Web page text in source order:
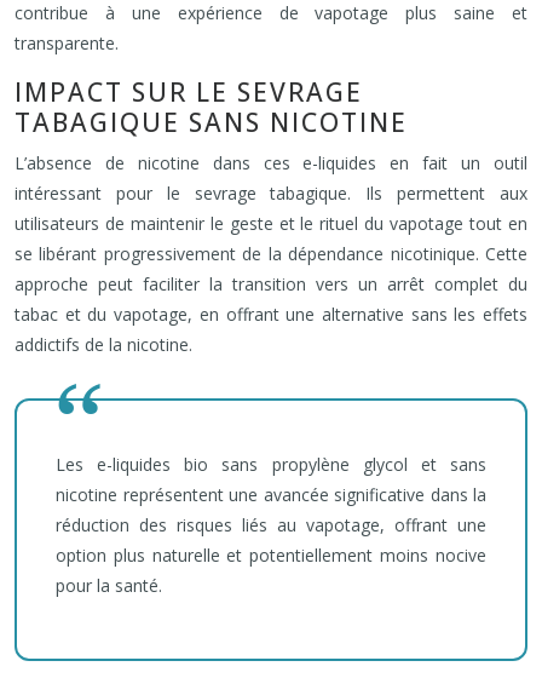
contribue à une expérience de vapotage plus saine et
transparente.
IMPACT SUR LE SEVRAGE
TABAGIQUE SANS NICOTINE
L’absence de nicotine dans ces e-liquides en fait un outil
intéressant pour le sevrage tabagique. Ils permettent aux
utilisateurs de maintenir le geste et le rituel du vapotage tout en
se libérant progressivement de la dépendance nicotinique. Cette
approche peut faciliter la transition vers un arrêt complet du
tabac et du vapotage, en offrant une alternative sans les effets
addictifs de la nicotine.
Les e-liquides bio sans propylène glycol et sans
nicotine représentent une avancée significative dans la
réduction des risques liés au vapotage, offrant une
option plus naturelle et potentiellement moins nocive
pour la santé.